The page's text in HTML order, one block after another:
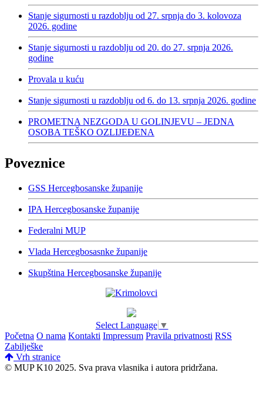
Stanje sigurnosti u razdoblju od 27. srpnja do 3. kolovoza
2026. godine
Stanje sigurnosti u razdoblju od 20. do 27. srpnja 2026.
godine
Provala u kuću
Stanje sigurnosti u razdoblju od 6. do 13. srpnja 2026. godine
PROMETNA NEZGODA U GOLINJEVU – JEDNA
OSOBA TEŠKO OZLIJEĐENA
Poveznice
GSS Hercegbosanske županije
IPA Hercegbosanske županije
Federalni MUP
Vlada Hercegbosasnke županije
Skupština Hercegbosanske županije
Select Language ▼
Početna O nama Kontakti Impressum Pravila privatnosti RSS
Zabilješke
Vrh stranice
© MUP K10 2025. Sva prava vlasnika i autora pridržana.